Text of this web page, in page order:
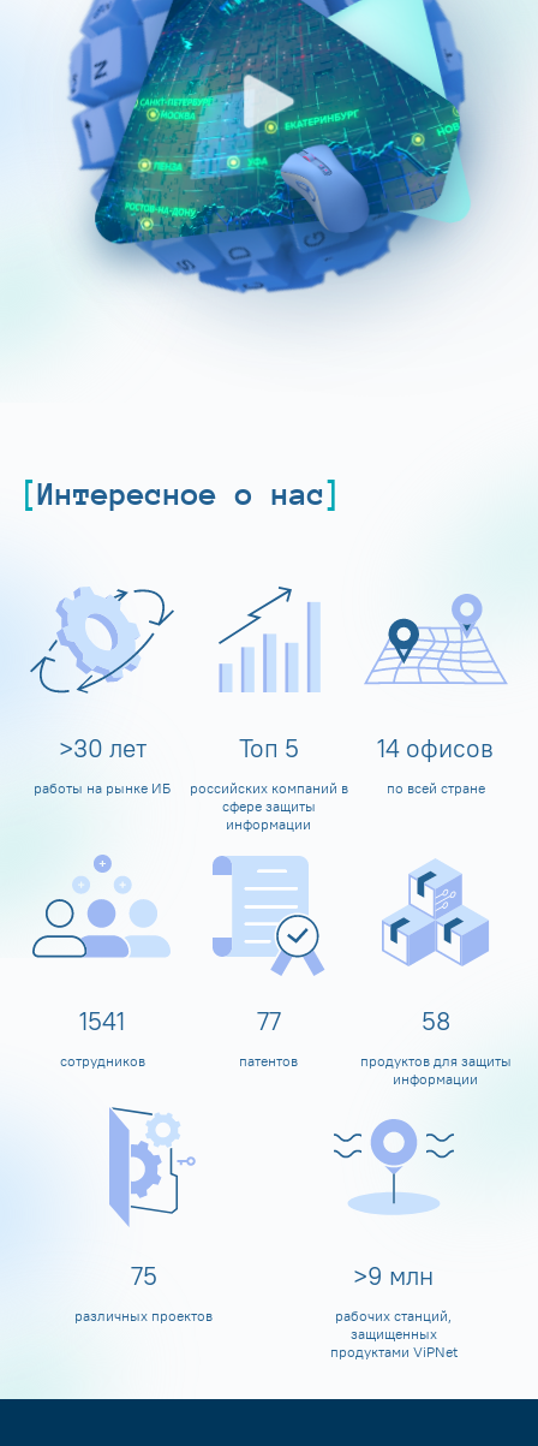
Интересное о нас
>30 лет
работы на рынке ИБ
Топ 5
российских компаний в
сфере защиты
информации
14 офисов
по всей стране
1600
сотрудников
80
патентов
60
продуктов для защиты
информации
80
различных проектов
>10 млн
рабочих станций,
защищенных
продуктами ViPNet